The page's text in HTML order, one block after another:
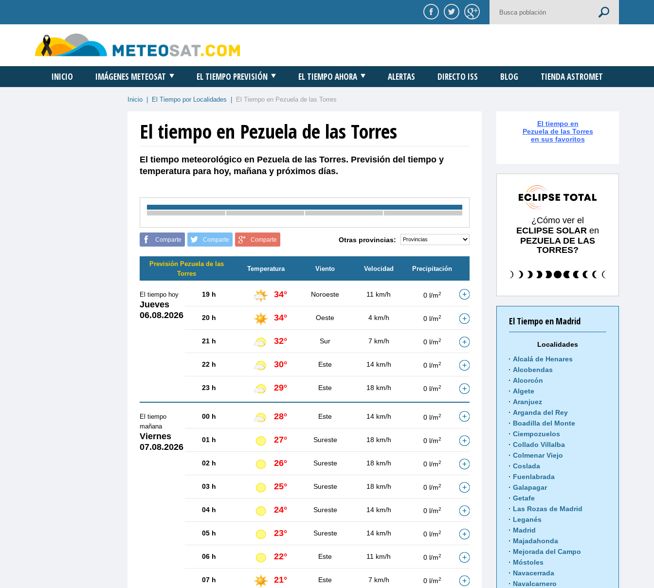
INICIO IMÁGENES METEOSAT EL TIEMPO PREVISIÓN EL TIEMPO AHORA ALERTAS DIRECTO ISS BLOG TIENDA ASTROMET
Inicio El Tiempo por Localidades El Tiempo en Pezuela de las Torres
El tiempo en Pezuela de las Torres
El tiempo meteorológico en Pezuela de las Torres. Previsión del tiempo y
temperatura para hoy, mañana y próximos días.
Comparte Comparte Comparte Otras provincias:
Previsión Pezuela de las
Torres
Temperatura Viento Velocidad Precipitación
El tiempo hoy
Jueves
06.08.2026
19 h 34° Noroeste 11 km/h 0 l/m2
20 h 34° Oeste 4 km/h 0 l/m2
21 h 32° Sur 7 km/h 0 l/m2
22 h 30° Este 14 km/h 0 l/m2
23 h 29° Este 18 km/h 0 l/m2
El tiempo
mañana
Viernes
07.08.2026
00 h 28° Este 14 km/h 0 l/m2
01 h 27° Sureste 18 km/h 0 l/m2
02 h 26° Sureste 18 km/h 0 l/m2
03 h 25° Sureste 18 km/h 0 l/m2
04 h 24° Sureste 14 km/h 0 l/m2
05 h 23° Sureste 14 km/h 0 l/m2
06 h 22° Este 11 km/h 0 l/m2
07 h 21° Este 7 km/h 0 l/m2
El tiempo en
Pezuela de las Torres
en sus favoritos
¿Cómo ver el
ECLIPSE SOLAR en
PEZUELA DE LAS
TORRES?
El Tiempo en Madrid
Localidades
Alcalá de Henares
Alcobendas
Alcorcón
Algete
Aranjuez
Arganda del Rey
Boadilla del Monte
Ciempozuelos
Collado Villalba
Colmenar Viejo
Coslada
Fuenlabrada
Galapagar
Getafe
Las Rozas de Madrid
Leganés
Madrid
Majadahonda
Mejorada del Campo
Móstoles
Navacerrada
Navalcarnero